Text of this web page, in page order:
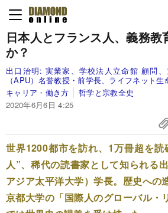
日本人とフランス人、義務教
か？
出口治明: 実業家、学校法人立命館 顧問
（APU）名誉教授・前学長、ライフネット生
キャリア・働き方
哲学と宗教全史
2020年6月6日 4:25
世界1200都市を訪れ、1万冊超を
人”、稀代の読書家として知られる
アジア太平洋大学）学長。歴史への
京都大学の「国際人のグローバル・